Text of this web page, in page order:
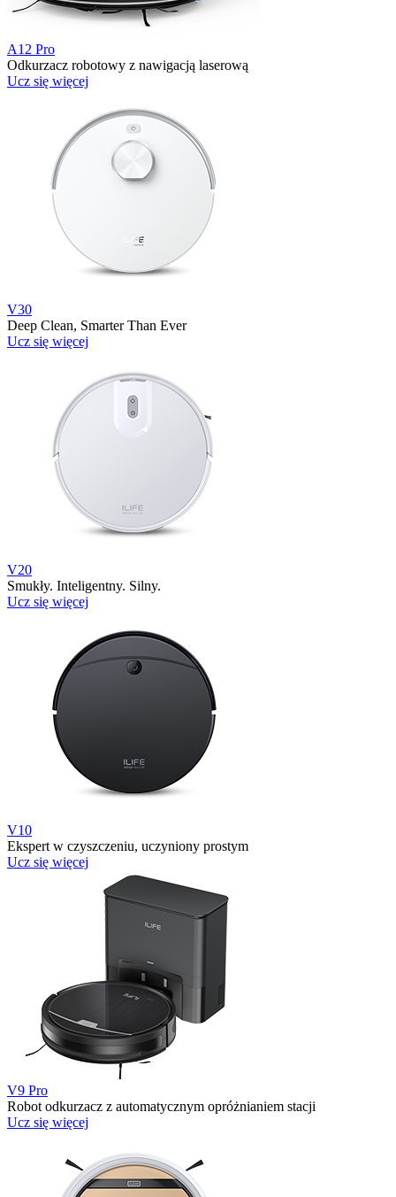
A12 Pro
Odkurzacz robotowy z nawigacją laserową
Ucz się więcej
V30
Deep Clean, Smarter Than Ever
Ucz się więcej
V20
Smukły. Inteligentny. Silny.
Ucz się więcej
V10
Ekspert w czyszczeniu, uczyniony prostym
Ucz się więcej
V9 Pro
Robot odkurzacz z automatycznym opróżnianiem stacji
Ucz się więcej